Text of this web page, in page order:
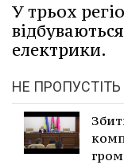
У трьох
електрики.
НЕ ПРОПУСТІТЬ